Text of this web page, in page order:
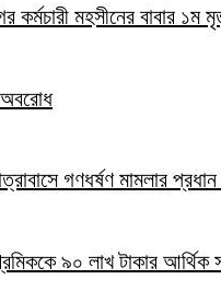
কর্মচারী মহসীনের বাবার ১ম
অবরোধ
গণধর্ষণ মামলার
৯০ লাখ টাকার আর্থিক